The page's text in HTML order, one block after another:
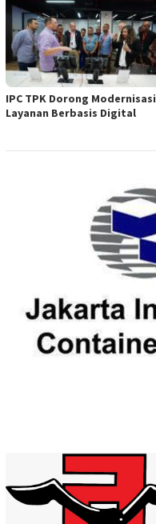
IPC TPK Dorong Modernisasi
Layanan Berbasis Digital